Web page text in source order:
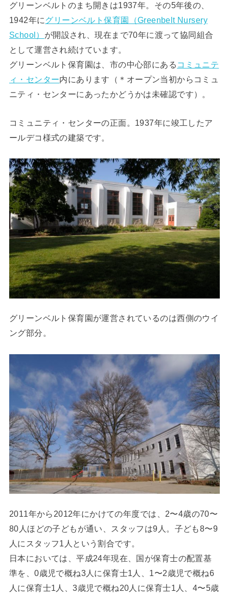
グリーンベルトのまち開きは1937年。その5年後の、
1942年にグリーンベルト保育園（Greenbelt Nursery
School） が開設され、現在まで70年に渡って協同組合
として運営され続けています。
グリーンベルト保育園は、市の中心部にある コミュニテ
ィ・センター内にあります（＊オープン当初からコミュ
ニティ・センターにあったかどうかは未確認です）。
コミュニティ・センターの正面。1937年に竣工したア
ールデコ様式の建築です。
グリーンベルト保育園が運営されているのは西側のウイ
ング部分。
2011年から2012年にかけての年度では、2〜4歳の70〜
80人ほどの子どもが通い、スタッフは9人。子ども8〜9
人にスタッフ1人という割合です。
日本においては、平成24年現在、国が保育士の配置基
準を、0歳児で概ね3人に保育士1人、1〜2歳児で概ね6
人に保育士1人、3歳児で概ね20人に保育士1人、4〜5歳